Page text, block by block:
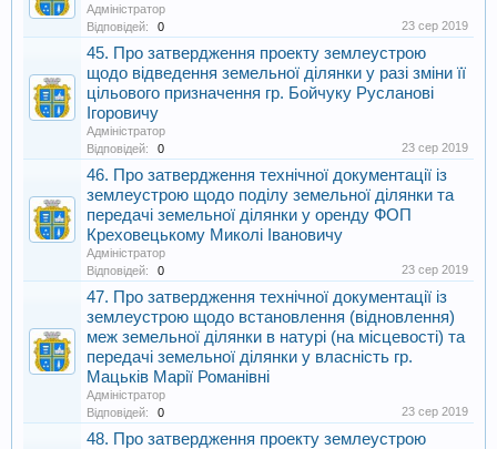
Адміністратор
Відповідей:
0 23 сер 2019
45. Про затвердження проекту землеустрою
щодо відведення земельної ділянки у разі зміни її
цільового призначення гр. Бойчуку Русланові
Ігоровичу
Адміністратор
Відповідей:
0 23 сер 2019
46. Про затвердження технічної документації із
землеустрою щодо поділу земельної ділянки та
передачі земельної ділянки у оренду ФОП
Креховецькому Миколі Івановичу
Адміністратор
Відповідей:
0 23 сер 2019
47. Про затвердження технічної документації із
землеустрою щодо встановлення (відновлення)
меж земельної ділянки в натурі (на місцевості) та
передачі земельної ділянки у власність гр.
Мацьків Марії Романівні
Адміністратор
Відповідей:
0 23 сер 2019
48. Про затвердження проекту землеустрою